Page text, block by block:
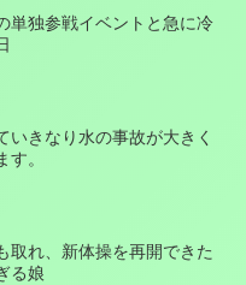
単独参戦イベントと急に冷
いきなり水の事故が大きく
す。
取れ、新体操を再開できた
る娘